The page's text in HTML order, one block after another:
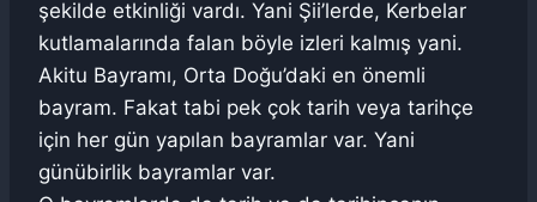
şekilde etkinliği vardı. Yani Şii’lerde, Kerbelar
kutlamalarında falan böyle izleri kalmış yani.
Akitu Bayramı, Orta Doğu’daki en önemli
bayram. Fakat tabi pek çok tarih veya tarihçe
için her gün yapılan bayramlar var. Yani
günübirlik bayramlar var.